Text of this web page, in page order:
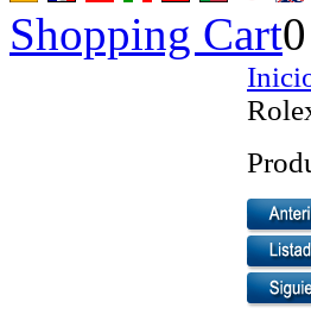
Shopping Cart0